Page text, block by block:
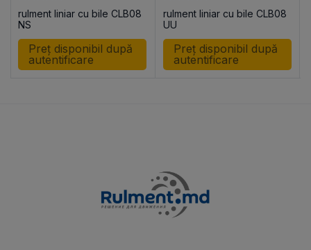
rulment liniar cu bile CLB08
NS
Preț disponibil după
autentificare
rulment liniar cu bile CLB08
UU
Preț disponibil după
autentificare